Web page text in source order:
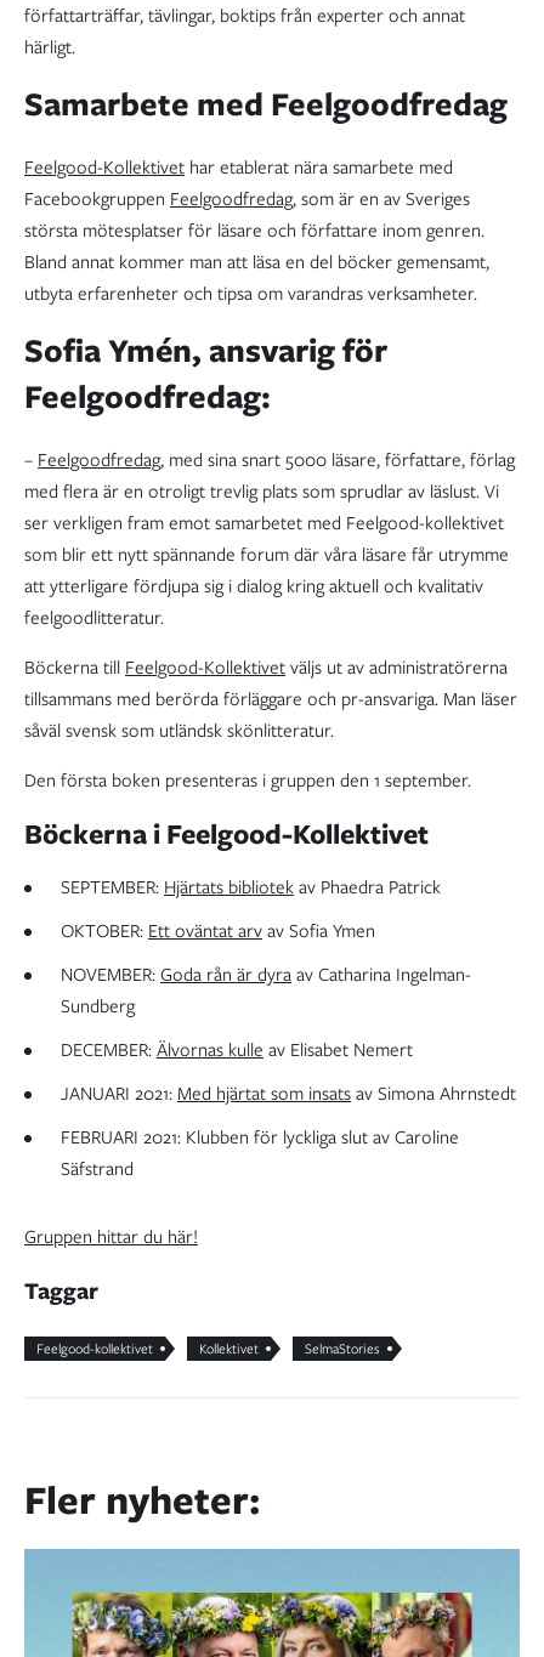
författarträffar, tävlingar, boktips från experter och annat
härligt.
Samarbete med Feelgoodfredag
Feelgood-Kollektivet har etablerat nära samarbete med
Facebookgruppen Feelgoodfredag, som är en av Sveriges
största mötesplatser för läsare och författare inom genren.
Bland annat kommer man att läsa en del böcker gemensamt,
utbyta erfarenheter och tipsa om varandras verksamheter.
Sofia Ymén, ansvarig för
Feelgoodfredag:
– Feelgoodfredag, med sina snart 5000 läsare, författare, förlag
med flera är en otroligt trevlig plats som sprudlar av läslust. Vi
ser verkligen fram emot samarbetet med Feelgood-kollektivet
som blir ett nytt spännande forum där våra läsare får utrymme
att ytterligare fördjupa sig i dialog kring aktuell och kvalitativ
feelgoodlitteratur.
Böckerna till Feelgood-Kollektivetväljs ut av administratörerna
tillsammans med berörda förläggare och pr-ansvariga. Man läser
såväl svensk som utländsk skönlitteratur.
Den första boken presenteras i gruppen den 1 september.
Böckerna i Feelgood-Kollektivet
SEPTEMBER: Hjärtats bibliotekav Phaedra Patrick
OKTOBER: Ett oväntat arvav Sofia Ymen
NOVEMBER:Goda rån är dyraav Catharina Ingelman-
Sundberg
DECEMBER:Älvornas kulle av Elisabet Nemert
JANUARI 2021: Med hjärtat som insatsav Simona Ahrnstedt
FEBRUARI 2021: Klubben för lyckliga slut av Caroline
Säfstrand
Gruppen hittar du här!
Taggar
Feelgood-kollektivet Kollektivet SelmaStories
Fler nyheter: